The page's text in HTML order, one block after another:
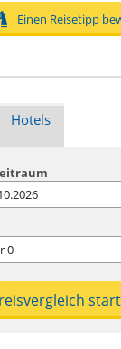
Einen Reisetipp
Hotels
0